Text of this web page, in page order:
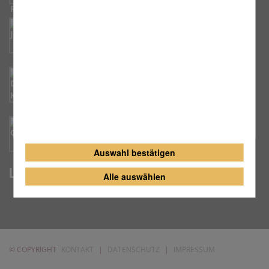
Auswahl bestätigen
Alle auswählen
Lage und Anfahrt
© COPYRIGHT KONTAKT | DATENSCHUTZ |